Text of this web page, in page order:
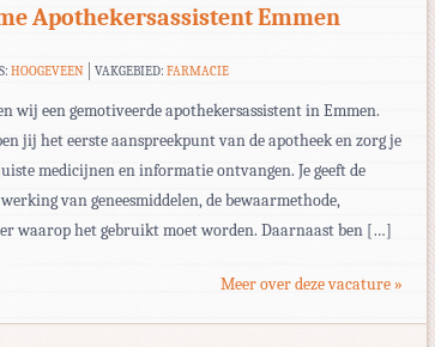
Apothekersassistent Emmen
HOOGEVEEN VAKGEBIED:FARMACIE
wij een gemotiveerde apothekersassistent in Emmen.
jij het eerste aanspreekpunt van de apotheek en zorg je
medicijnen en informatie ontvangen. Je geeft de
van geneesmiddelen, de bewaarmethode,
waarop het gebruikt moet worden. Daarnaast ben […]
Meer over deze vacature »